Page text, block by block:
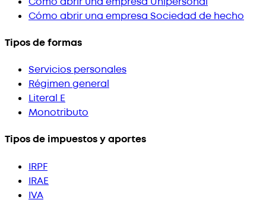
Cómo abrir una empresa Sociedad de hecho
Tipos de formas
Servicios personales
Régimen general
Literal E
Monotributo
Tipos de impuestos y aportes
IRPF
IRAE
IVA